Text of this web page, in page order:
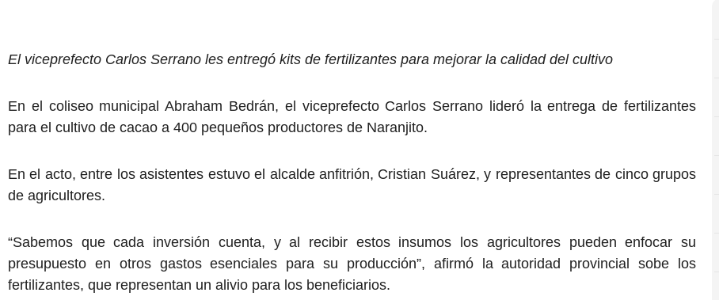
El viceprefecto Carlos Serrano les entregó kits de fertilizantes para mejorar la calidad del cultivo
En el coliseo municipal Abraham Bedrán, el viceprefecto Carlos Serrano lideró la entrega de fertilizantes
para el cultivo de cacao a 400 pequeños productores de Naranjito.
En el acto, entre los asistentes estuvo el alcalde anfitrión, Cristian Suárez, y representantes de cinco grupos
de agricultores.
“Sabemos que cada inversión cuenta, y al recibir estos insumos los agricultores pueden enfocar su
presupuesto en otros gastos esenciales para su producción”, afirmó la autoridad provincial sobe los
fertilizantes, que representan un alivio para los beneficiarios.